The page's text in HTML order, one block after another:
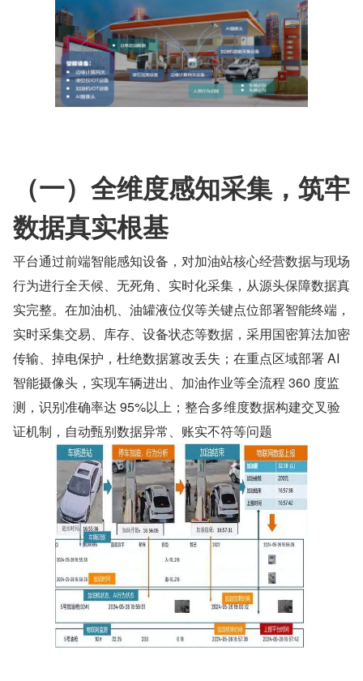
（一）全维度感知采集，筑牢
数据真实根基
平台通过前端智能感知设备，对加油站核心经营数据与现场
行为进行全天候、无死角、实时化采集，从源头保障数据真
实完整。在加油机、油罐液位仪等关键点位部署智能终端，
实时采集交易、库存、设备状态等数据，采用国密算法加密
传输、掉电保护，杜绝数据篡改丢失；在重点区域部署 AI
智能摄像头，实现车辆进出、加油作业等全流程 360 度监
测，识别准确率达 95%以上；整合多维度数据构建交叉验
证机制，自动甄别数据异常、账实不符等问题